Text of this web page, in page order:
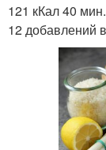
121 кКал 40
12 добавлений в